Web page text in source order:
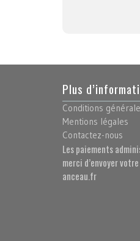
Plus
Conditions
Mentions légales
Contactez-nous
Les paiements
merci d’envoyer
anceau.fr